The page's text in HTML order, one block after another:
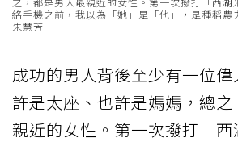
絡手機之前，我以為「她」是「他」，是種稻農
朱慧芳
成功的男人背後至少有一位
許是太座、也許是媽媽，總
親近的女性。第一次撥打「